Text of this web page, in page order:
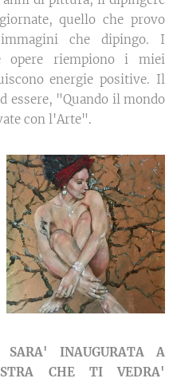
quello che provo
che dipingo. I
opere riempiono i miei
energie positive. Il
essere, "Quando il mondo
con l'Arte".
INAUGURATA A
CHE TI VEDRA'